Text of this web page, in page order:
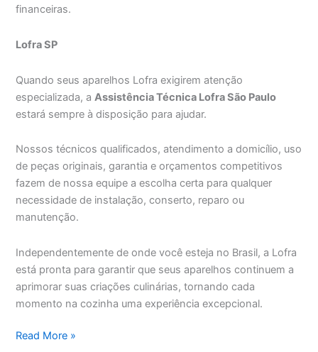
financeiras.
Lofra SP
Quando seus aparelhos Lofra exigirem atenção
especializada, a Assistência Técnica Lofra São Paulo
estará sempre à disposição para ajudar.
Nossos técnicos qualificados, atendimento a domicílio, uso
de peças originais, garantia e orçamentos competitivos
fazem de nossa equipe a escolha certa para qualquer
necessidade de instalação, conserto, reparo ou
manutenção.
Independentemente de onde você esteja no Brasil, a Lofra
está pronta para garantir que seus aparelhos continuem a
aprimorar suas criações culinárias, tornando cada
momento na cozinha uma experiência excepcional.
Assistência
Read More »